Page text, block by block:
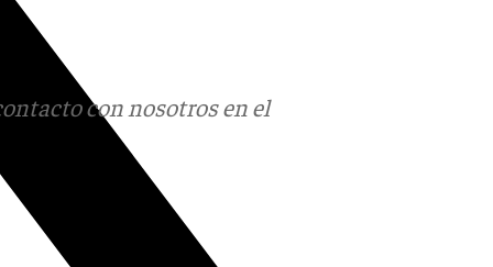
con nosotros en el